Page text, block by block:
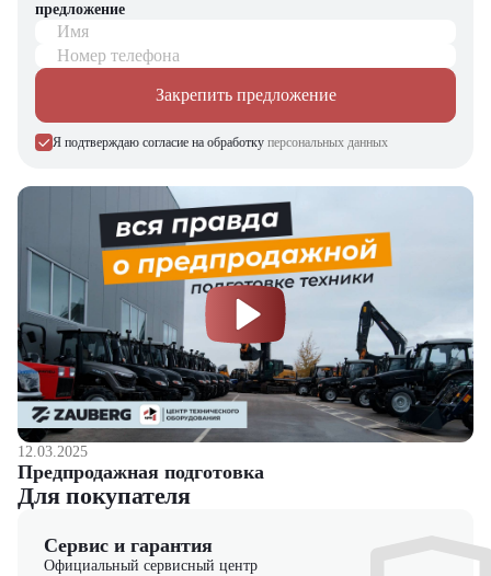
Новые машины с полной гарантией
Профессиональное сервисное обслуживание
Оригинальные запчасти в наличии
В нашем каталоге представлен широкий выбор строительной
техники и навесного оборудования. Наши специалисты помогут
подобрать оптимальное решение для вашего бизнеса! Звоните уже
дилер – компания "ЦТО". Качество и надежность подтверждены!
предложение
Имя
Номер телефона
Закрепить предложение
Я подтверждаю согласие на обработку персональных данных
12.03.2025
Предпродажная подготовка
Для покупателя
Сервис и гарантия
Официальный сервисный центр